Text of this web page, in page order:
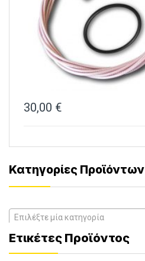
30,00 €
Κατηγορίες Προϊόντων
Επιλέξτε μία κατηγορία
Ετικέτες Προϊόντος